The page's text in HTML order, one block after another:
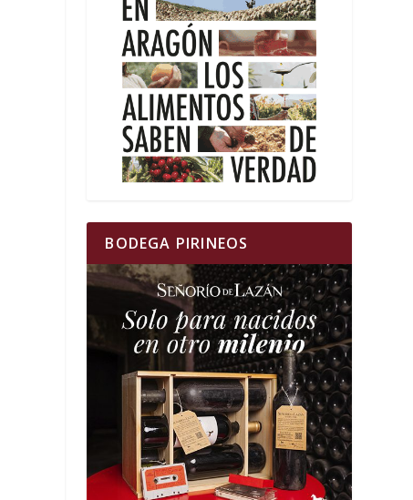
BODEGA PIRINEOS